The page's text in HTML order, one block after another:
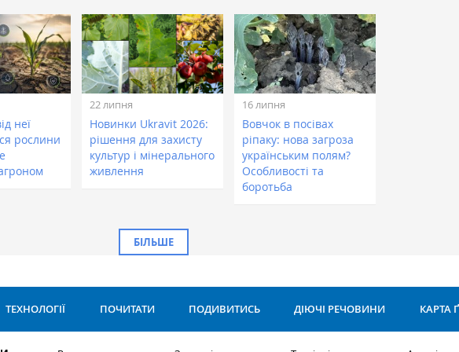
неї
рослини
22 липня
Новинки Ukravit 2026:
рішення для захисту
культур і мінерального
живлення
16 липня
Вовчок в посівах
ріпаку: нова загроза
українським полям?
Особливості та
боротьба
БІЛЬШЕ
ТЕХНОЛОГІЇ ПОЧИТАТИ ПОДИВИТИСЬ ДІЮЧІ РЕЧОВИНИ КАРТА